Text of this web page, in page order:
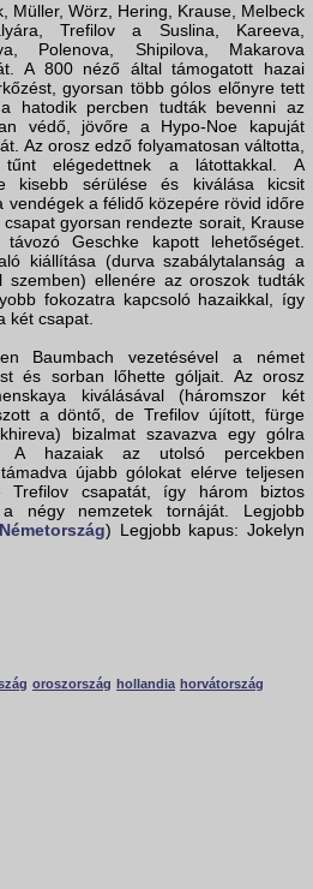
Müller, Wörz, Hering, Krause, Melbeck
Trefilov a Suslina, Kareeva,
Polenova, Shipilova, Makarova
A 800 néző által támogatott hazai
gyorsan több gólos előnyre tett
hatodik percben tudták bevenni az
védő, jövőre a Hypo-Noe kapuját
Az orosz edző folyamatosan váltotta,
elégedettnek a látottakkal. A
kisebb sérülése és kiválása kicsit
vendégek a félidő közepére rövid időre
gyorsan rendezte sorait, Krause
Geschke kapott lehetőséget.
kiállítása (durva szabálytalanság a
szemben) ellenére az oroszok tudták
fokozatra kapcsoló hazaikkal, így
két csapat.
Baumbach vezetésével a német
és sorban lőhette góljait. Az orosz
kiválásával (háromszor két
a döntő, de Trefilov újított, fürge
bizalmat szavazva egy gólra
A hazaiak az utolsó percekben
újabb gólokat elérve teljesen
Trefilov csapatát, így három biztos
a négy nemzetek tornáját. Legjobb
Németország) Legjobb kapus: Jokelyn
oroszország hollandia horvátország